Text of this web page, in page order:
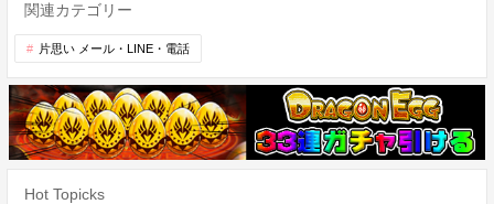
関連カテゴリー
片思い メール・LINE・電話
Hot Topicks